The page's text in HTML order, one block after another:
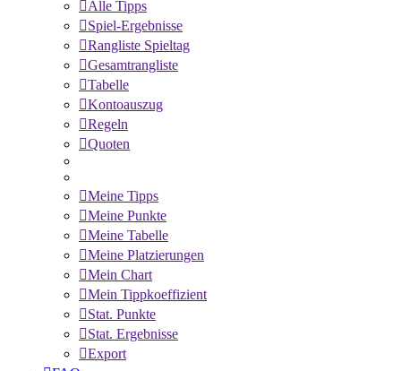
Alle Tipps
Spiel-Ergebnisse
Rangliste Spieltag
Gesamtrangliste
Tabelle
Kontoauszug
Regeln
Quoten
Meine Tipps
Meine Punkte
Meine Tabelle
Meine Platzierungen
Mein Chart
Mein Tippkoeffizient
Stat. Punkte
Stat. Ergebnisse
Export